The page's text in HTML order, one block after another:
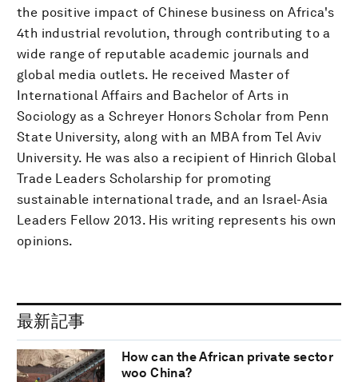
the positive impact of Chinese business on Africa's
4th industrial revolution, through contributing to a
wide range of reputable academic journals and
global media outlets. He received Master of
International Affairs and Bachelor of Arts in
Sociology as a Schreyer Honors Scholar from Penn
State University, along with an MBA from Tel Aviv
University. He was also a recipient of Hinrich Global
Trade Leaders Scholarship for promoting
sustainable international trade, and an Israel-Asia
Leaders Fellow 2013. His writing represents his own
opinions.
最新記事
How can the African private sector
woo China?